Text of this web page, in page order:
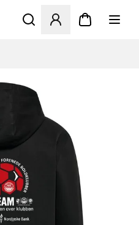
Åbner en Modal til at